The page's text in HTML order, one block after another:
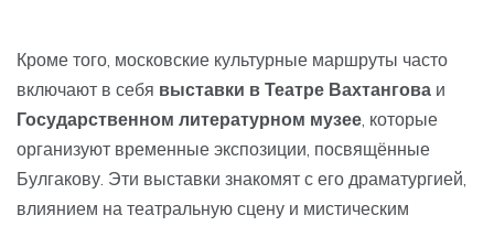
Кроме того, московские культурные маршруты часто
включают в себя выставки в Театре Вахтангова и
Государственном литературном музее, которые
организуют временные экспозиции, посвящённые
Булгакову. Эти выставки знакомят с его драматургией,
влиянием на театральную сцену и мистическим